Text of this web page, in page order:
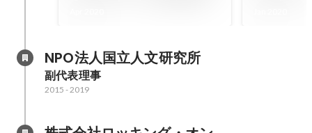
NPO法人国立人文研究所
副代表理事
2015 -2019